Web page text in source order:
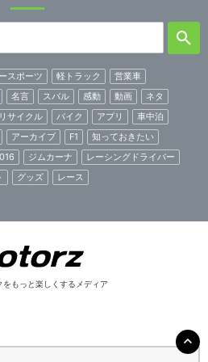
スポーツ 軽トラック
営業車
名言 スバル 感動 動画
ネタ
リサイクル バイク アプリ
車中泊
アーカイブ F1
知っておきたい
ジムカーナ
レーシングドライバー
グッズ レース
をもっと楽しくするメディア